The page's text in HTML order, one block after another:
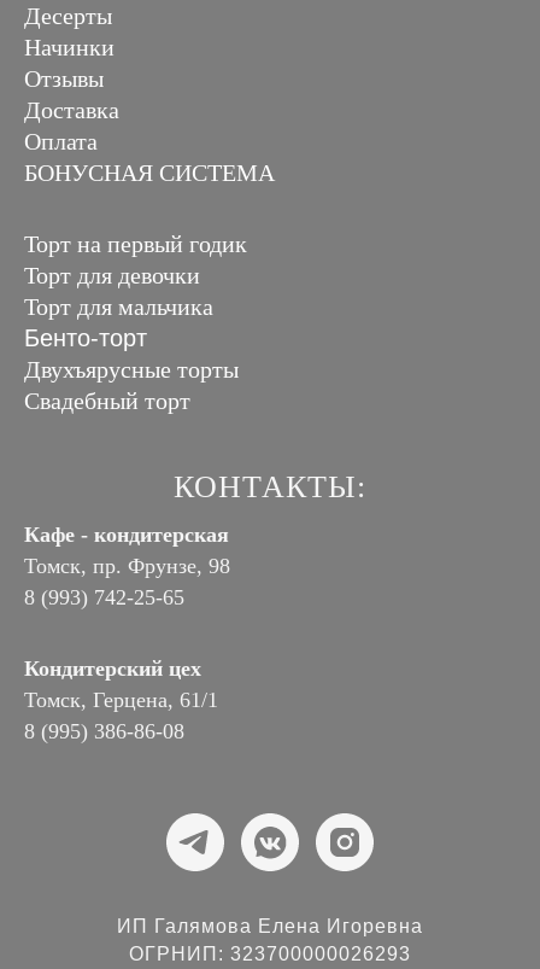
Десерты
Начинки
Отзывы
Доставка
Оплата
БОНУСНАЯ СИСТЕМА
Торт на первый годик
Торт для девочки
Торт для мальчика
Бенто-торт
Двухъярусные торты
Свадебный торт
КОНТАКТЫ:
Кафе - кондитерская
Томск, пр. Фрунзе, 98
8 (993) 742-25-65
Кондитерский цех
Томск, Герцена, 61/1
8 (995) 386-86-08
ИП Галямова Елена Игоревна
ОГРНИП: 323700000026293